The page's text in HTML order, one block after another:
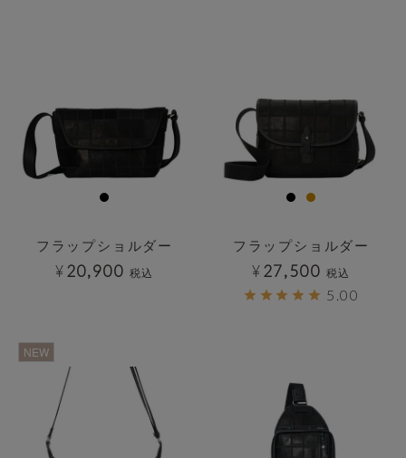
フラップショルダー
¥ 20,900 税込
フラップショルダー
¥ 27,500 税込
5.00
NEW